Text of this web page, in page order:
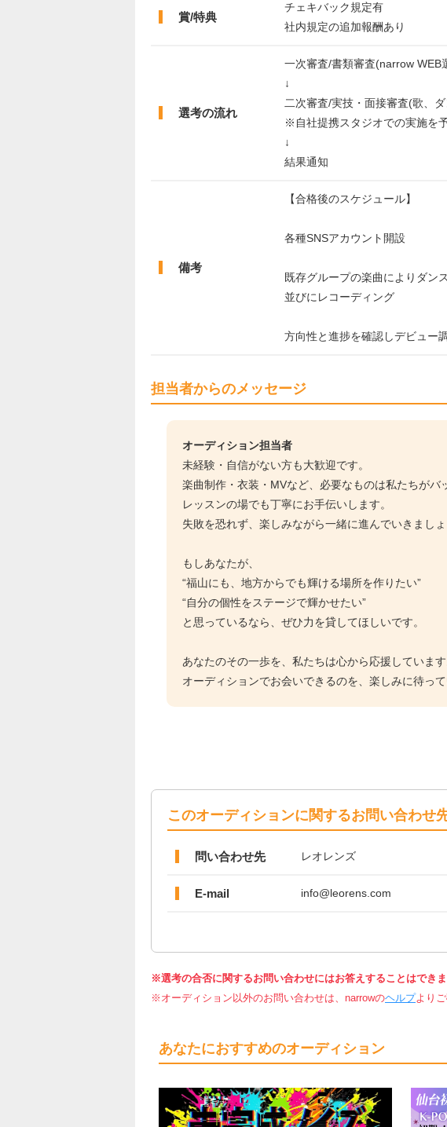
賞/特典
チェキバック規定有
社内規定の追加報酬あり
選考の流れ
一次審査/書類審査(narrow WEB
↓
二次審査/実技・面接審査(歌、
※自社提携スタジオでの実施を
↓
結果通知
備考
【合格後のスケジュール】
各種SNSアカウント開設
既存グループの楽曲によりダン
並びにレコーディング
方向性と進捗を確認しデビュー
担当者からのメッセージ
オーディション担当者
未経験・自信がない方も大歓迎です。
楽曲制作・衣装・MVなど、必要なものは私たちがバ
レッスンの場でも丁寧にお手伝いします。
失敗を恐れず、楽しみながら一緒に進んでいきましょ
もしあなたが、
“福山にも、地方からでも輝ける場所を作りたい”
“自分の個性をステージで輝かせたい”
と思っているなら、ぜひ力を貸してほしいです。
あなたのその一歩を、私たちは心から応援しています
オーディションでお会いできるのを、楽しみに待って
このオーディションに関するお問い合わせ
問い合わせ先 レオレンズ
E-mail info@leorens.com
※選考の合否に関するお問い合わせにはお答えすることはできま
※オーディション以外のお問い合わせは、narrowのヘルプよりご
あなたにおすすめのオーディション